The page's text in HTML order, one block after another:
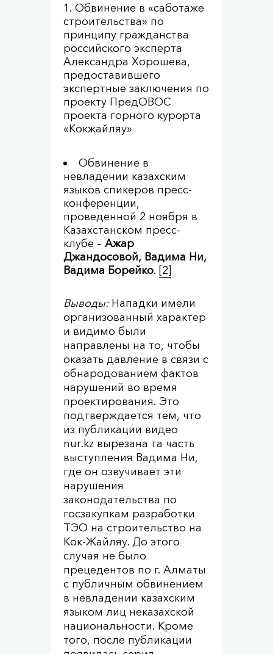
Обвинение в «саботаже
строительства» по
принципу гражданства
российского эксперта
Александра Хорошева,
предоставившего
экспертные заключения по
проекту ПредОВОС
проекта горного курорта
«Кокжайляу»
Обвинение в
невладении казахским
языков спикеров пресс-
конференции,
проведенной 2 ноября в
Казахстанском пресс-
клубе – Ажар
Джандосовой, Вадима Ни,
Вадима Борейко. [2]
Выводы:Нападки имели
организованный характер
и видимо были
направлены на то, чтобы
оказать давление в связи с
обнародованием фактов
нарушений во время
проектирования. Это
подтверждается тем, что
из публикации видео
nur.kz вырезана та часть
выступления Вадима Ни,
где он озвучивает эти
нарушения
законодательства по
госзакупкам разработки
ТЭО на строительство на
Кок-Жайляу. До этого
случая не было
прецедентов по г. Алматы
с публичным обвинением
в невладении казахским
языком лиц неказахской
национальности. Кроме
того, после публикации